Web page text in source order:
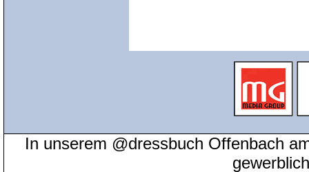
In unserem @dressbuch Offenbach